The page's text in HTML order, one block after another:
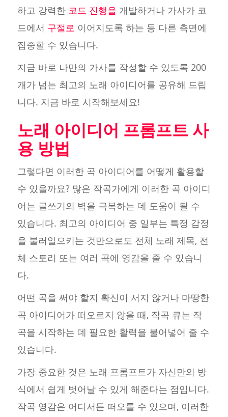
하고 강력한 코드 진행을 개발하거나 가사가 코
드에서 구절로 이어지도록 하는 등 다른 측면에
집중할 수 있습니다.
지금 바로 나만의 가사를 작성할 수 있도록 200
개가 넘는 최고의 노래 아이디어를 공유해 드립
니다. 지금 바로 시작해보세요!
노래 아이디어 프롬프트 사
용 방법
그렇다면 이러한 곡 아이디어를 어떻게 활용할
수 있을까요? 많은 작곡가에게 이러한 곡 아이디
어는 글쓰기의 벽을 극복하는 데 도움이 될 수
있습니다. 최고의 아이디어 중 일부는 특정 감정
을 불러일으키는 것만으로도 전체 노래 제목, 전
체 스토리 또는 여러 곡에 영감을 줄 수 있습니
다.
어떤 곡을 써야 할지 확신이 서지 않거나 마땅한
곡 아이디어가 떠오르지 않을 때, 작곡 큐는 작
곡을 시작하는 데 필요한 활력을 불어넣어 줄 수
있습니다.
가장 중요한 것은 노래 프롬프트가 자신만의 방
식에서 쉽게 벗어날 수 있게 해준다는 점입니다.
작곡 영감은 어디서든 떠오를 수 있으며, 이러한